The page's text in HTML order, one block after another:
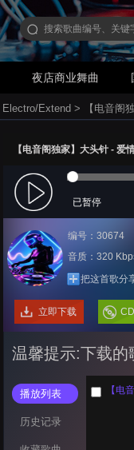
夜店商业舞曲
Electro/Extend > 【电音阁
【电音阁独家】大头针 -
已暂停
编号：30674
音质：320
把这首歌分
立即下载
温馨提示:下载的
播放列表
历史记录
【电